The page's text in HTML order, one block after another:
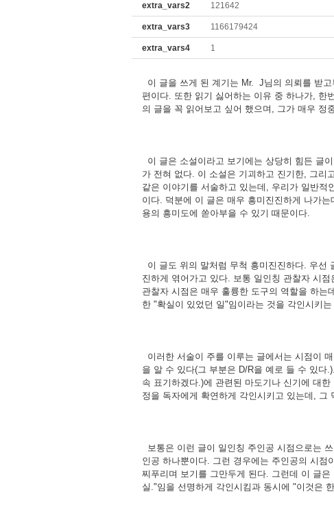
extra_vars2 121642
extra_vars3 1166179424
extra_vars4 1
이 글을 쓰게 된 계기는 Mr. J님의 의뢰를 받
편이다. 또한 읽기 싫어하는 이유 중 하나가, 한
의 글을 꼭 읽어보고 싶어 했으며, 그가 매우 정
이 글은 소설이라고 보기에는 상당히 힘든 글
가 전혀 없다. 이 소설은 기괴하고 진기한, 그리
같은 이야기를 서술하고 있는데, 우리가 일반
이다. 덕분에 이 글은 매우 흥미진진하게 나가
용의 흥미도에 쏟아부을 수 있기 때문이다.
이 글도 위의 말처럼 무척 흥미진진하다. 우선
진하게 엮어가고 있다. 보통 일인칭 관찰자 시
관찰자 시점은 매우 훌륭한 도구의 역할을 하
한 "확실이 있었던 일"임이라는 것을 각인시키
이러한 서술이 주를 이루는 글에서는 시점이
을 알 수 있다(그 부분은 D/R을 예로 들 수 있다
속 표기하겠다.)에 관련된 마도기나 신기에 대
정을 독자에게 확연하게 각인시키고 있는데,
보통은 이런 글이 일인칭 주인공 시점으로는
인공 하나뿐이다. 그런 경우에는 주인공의 시
찌푸리며 보기를 그만두게 된다. 그런데 이 글
실."임을 선명하게 각인시킴과 동시에 "이것은